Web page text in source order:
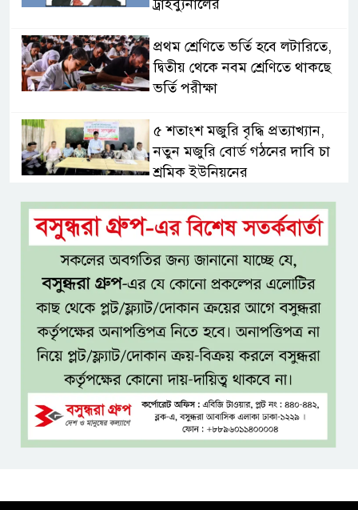
ট্রাইব্যুনালের
প্রথম শ্রেণিতে ভর্তি হবে লটারিতে,
দ্বিতীয় থেকে নবম শ্রেণিতে থাকছে
ভর্তি পরীক্ষা
৫ শতাংশ মজুরি বৃদ্ধি প্রত্যাখ্যান,
নতুন মজুরি বোর্ড গঠনের দাবি চা
শ্রমিক ইউনিয়নের
টাঙ্গাইল জেলা পরিষদের উদ্যোগে
২৩ লাখ টাকার আর্থিক অনুদানের
চেক বিতরণ
ধলেশ্বরী থেকে অবৈধ বালু উত্তোলন,
হুমকিতে শামসুল হক সেতু
বঙ্গভবনের নতুন বাসিন্দা কি মির্জা
ফখরুল? বিএনপিতে জোর
আলোচনা, সিদ্ধান্ত নেবেন তারেক
রহমান